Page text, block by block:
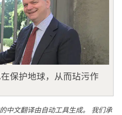
保护地球，从而玷污作
中文翻译由自动工具生成。 我们承